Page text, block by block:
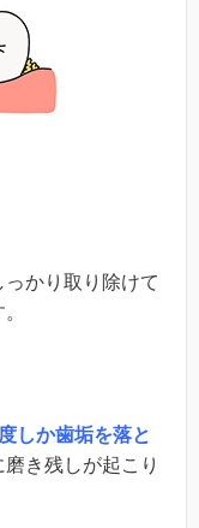
かり取り除けて
しか歯垢を落と
き残しが起こり